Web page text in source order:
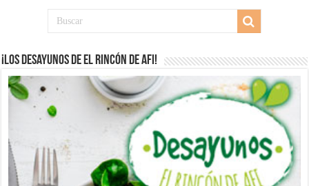
¡Los desayunos de El Rincón de Afi!